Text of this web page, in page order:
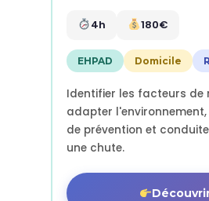
4h 180€
EHPAD Domicile
Identifier les facteurs de
adapter
de prévention et
une chute.